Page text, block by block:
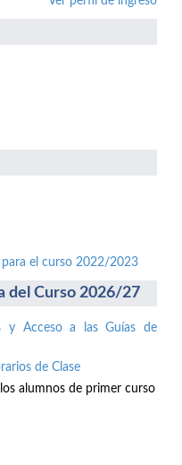
el curso 2022/2023
del Curso 2026/27
y Acceso a las Guías de
de Clase
alumnos de primer curso